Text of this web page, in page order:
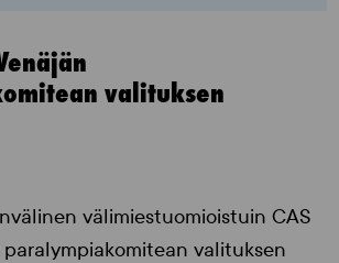
valituksen
välimiestuomioistuin CAS
valituksen